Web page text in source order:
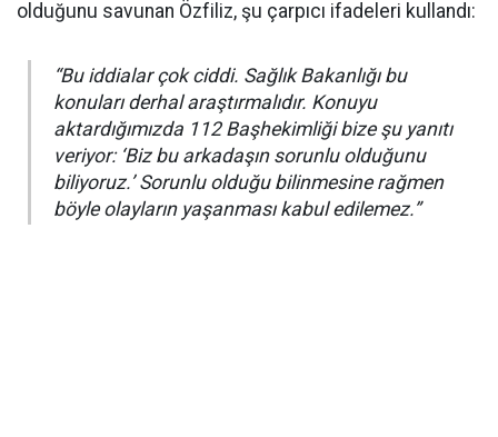
olduğunu savunan Özfiliz, şu çarpıcı ifadeleri kullandı:
“Bu iddialar çok ciddi. Sağlık Bakanlığı bu
konuları derhal araştırmalıdır. Konuyu
aktardığımızda 112 Başhekimliği bize şu yanıtı
veriyor: ‘Biz bu arkadaşın sorunlu olduğunu
biliyoruz.’ Sorunlu olduğu bilinmesine rağmen
böyle olayların yaşanması kabul edilemez.”